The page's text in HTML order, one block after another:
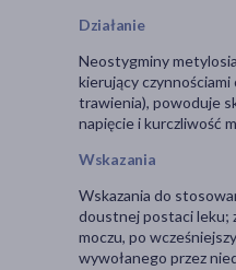
Działanie
Neostygminy
kierujący
trawienia), powoduje
napięcie i kurczliwość
Wskazania
Wskazania do
doustnej postaci leku;
moczu, po
wywołanego przez